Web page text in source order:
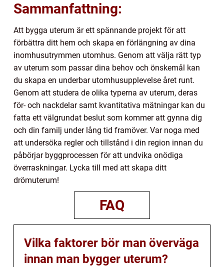
Sammanfattning:
Att bygga uterum är ett spännande projekt för att
förbättra ditt hem och skapa en förlängning av dina
inomhusutrymmen utomhus. Genom att välja rätt typ
av uterum som passar dina behov och önskemål kan
du skapa en underbar utomhusupplevelse året runt.
Genom att studera de olika typerna av uterum, deras
för- och nackdelar samt kvantitativa mätningar kan du
fatta ett välgrundat beslut som kommer att gynna dig
och din familj under lång tid framöver. Var noga med
att undersöka regler och tillstånd i din region innan du
påbörjar byggprocessen för att undvika onödiga
överraskningar. Lycka till med att skapa ditt
drömuterum!
FAQ
Vilka faktorer bör man överväga
innan man bygger uterum?